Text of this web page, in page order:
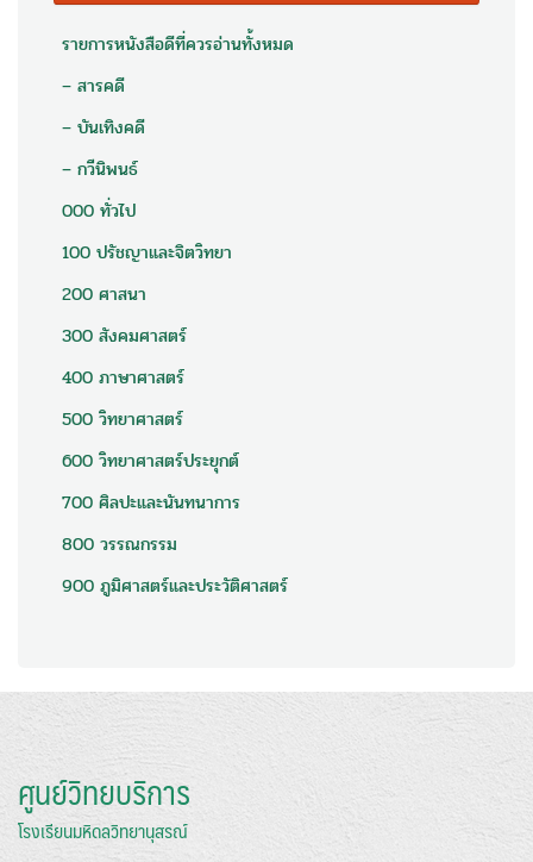
รายการหนังสือดีที่ควรอ่านทั้งหมด
– สารคดี
– บันเทิงคดี
– กวีนิพนธ์
000 ทั่วไป
100 ปรัชญาและจิตวิทยา
200 ศาสนา
300 สังคมศาสตร์
400 ภาษาศาสตร์
500 วิทยาศาสตร์
600 วิทยาศาสตร์ประยุกต์
700 ศิลปะและนันทนาการ
800 วรรณกรรม
900 ภูมิศาสตร์และประวัติศาสตร์
ศูนย์วิทยบริการ
โรงเรียนมหิดลวิทยานุสรณ์